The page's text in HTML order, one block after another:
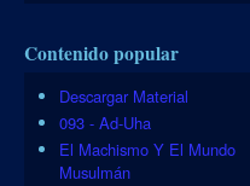
Contenido popular
Descargar Material
093 - Ad-Uha
El Machismo Y El Mundo
Musulmán